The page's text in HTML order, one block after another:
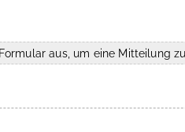
aus, um eine Mitteilung